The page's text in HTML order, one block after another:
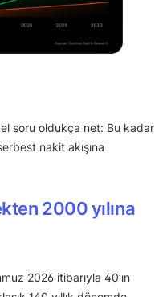
soru oldukça net: Bu kadar
nakit akışına
2000 yılına
2026 itibarıyla 40’ın